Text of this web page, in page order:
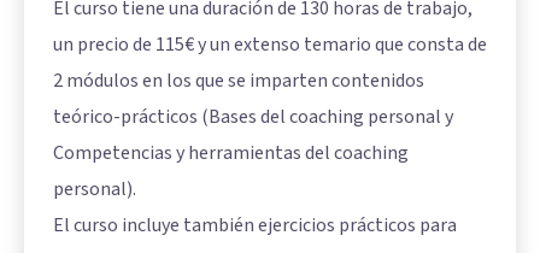
El curso tiene una duración de 130 horas de trabajo,
un precio de 115€ y un extenso temario que consta de
2 módulos en los que se imparten contenidos
teórico-prácticos (Bases del coaching personal y
Competencias y herramientas del coaching
personal).
El curso incluye también ejercicios prácticos para